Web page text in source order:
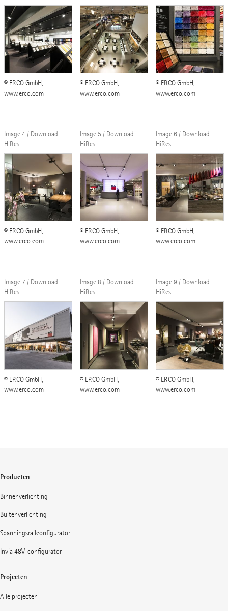
© ERCO GmbH,
www.erco.com
© ERCO GmbH,
www.erco.com
© ERCO GmbH,
www.erco.com
Image 4 / Download
HiRes
© ERCO GmbH,
www.erco.com
Image 5 / Download
HiRes
© ERCO GmbH,
www.erco.com
Image 6 / Download
HiRes
© ERCO GmbH,
www.erco.com
Image 7 / Download
HiRes
© ERCO GmbH,
www.erco.com
Image 8 / Download
HiRes
© ERCO GmbH,
www.erco.com
Image 9 / Download
HiRes
© ERCO GmbH,
www.erco.com
Producten
Binnenverlichting
Buitenverlichting
Spanningsrailconfigurator
Invia 48V-configurator
Projecten
Alle projecten